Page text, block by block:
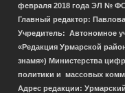
февраля 2018 годаЭЛ № ФС
Главный редактор:
Учредитель: Автономное
«Редакция Урмарской
знамя») Министерства
политики и массовых
Адрес редакции: